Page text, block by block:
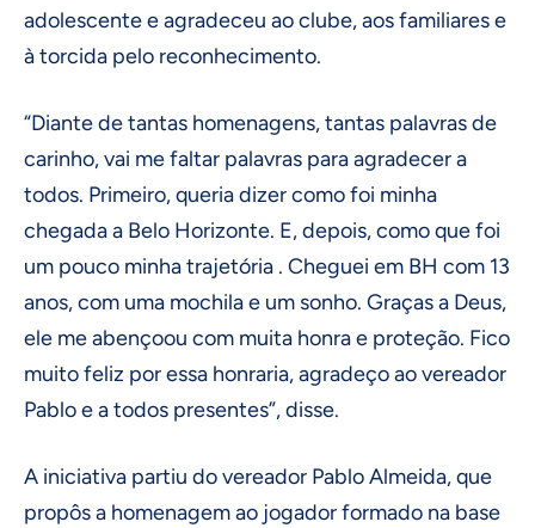
adolescente e agradeceu ao clube, aos familiares e
à torcida pelo reconhecimento.
“Diante de tantas homenagens, tantas palavras de
carinho, vai me faltar palavras para agradecer a
todos. Primeiro, queria dizer como foi minha
chegada a Belo Horizonte. E, depois, como que foi
um pouco minha trajetória . Cheguei em BH com 13
anos, com uma mochila e um sonho. Graças a Deus,
ele me abençoou com muita honra e proteção. Fico
muito feliz por essa honraria, agradeço ao vereador
Pablo e a todos presentes”, disse.
A iniciativa partiu do vereador Pablo Almeida, que
propôs a homenagem ao jogador formado na base